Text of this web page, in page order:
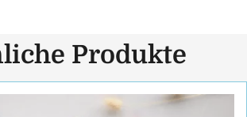
Produkte